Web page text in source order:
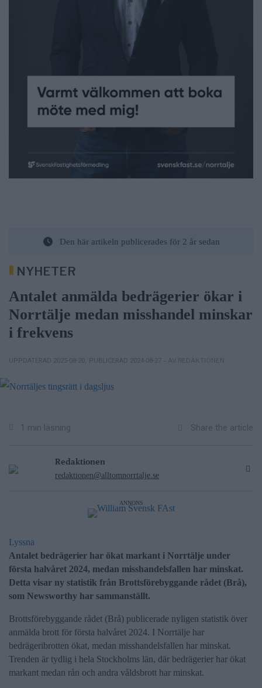
Den här artikeln publicerades för 2 år sedan
NYHETER
Antalet anmälda bedrägerier ökar i
Norrtälje medan misshandel minskar
i frekvens
UPPDATERAD 2025-08-20 PUBLICERAD 2024-08-27 – AV REDAKTIONEN
1 min läsning Share the article
Redaktionen
redaktionen@alltomnorrtalje.se
ANNONS
Lyssna
Antalet bedrägerier har ökat markant i Norrtälje under
första halvåret 2024, medan misshandelsfallen har minskat.
Detta visar ny statistik från Brottsförebyggande rådet (Brå),
som Newsworthy har sammanställt.
Brottsförebyggande rådet (Brå) publicerade nyligen statistik över
anmälda brott för första halvåret 2024. I Norrtälje har
bedrägeribrotten ökat, medan misshandelsfallen har minskat.
Trenden är tydlig i hela Stockholms län, där bedrägerier har ökat
markant medan rån och andra våldsbrott har minskat.